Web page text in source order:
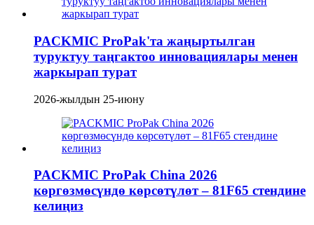
PACKMIC ProPak'та жаңыртылган
туруктуу таңгактоо инновациялары менен
жаркырап турат
2026-жылдын 25-июну
PACKMIC ProPak China 2026
көргөзмөсүндө көрсөтүлөт – 81F65 стендине
келиңиз